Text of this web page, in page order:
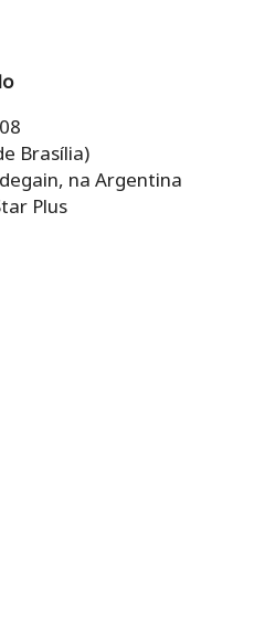
Brasília)
na Argentina
Plus